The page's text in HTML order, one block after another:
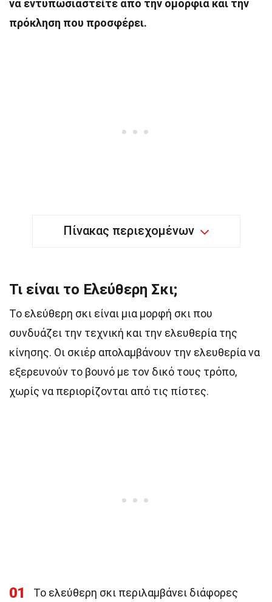
να εντυπωσιαστείτε από την ομορφιά και την
πρόκληση που προσφέρει.
Πίνακας περιεχομένων
Τι είναι το Ελεύθερη Σκι;
Το ελεύθερη σκι είναι μια μορφή σκι που
συνδυάζει την τεχνική και την ελευθερία της
κίνησης. Οι σκιέρ απολαμβάνουν την ελευθερία να
εξερευνούν το βουνό με τον δικό τους τρόπο,
χωρίς να περιορίζονται από τις πίστες.
01
Το ελεύθερη σκι περιλαμβάνει διάφορες